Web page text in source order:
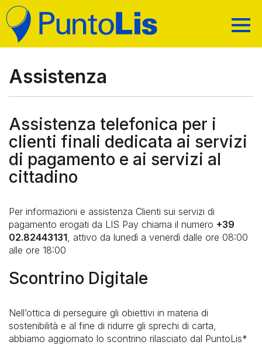
PRIVACY
CERCA IL PUNTO VENDITA
AREA RIVENDITORI
CODICI ACQUISTO
TELEFONIA E TV DIGITALE
PRENOTAZIONE TICKET UFFICIO POSTALE (PT)
TRASPARENZA E PRIVACY
PAGAMENTI E SERVIZI AL CITTADINO
RICARICA CARTE PREPAGATE
BONIFICI
PRELIEVI
ASSISTENZA
RICERCA
Assistenza
Assistenza telefonica per i
clienti finali dedicata ai servizi
di pagamento e ai servizi al
cittadino
Per informazioni e assistenza Clienti sui servizi di
pagamento erogati da LIS Pay chiama il numero +39
02.82443131, attivo da lunedì a venerdì dalle ore 08:00
alle ore 18:00
Scontrino Digitale
Nell’ottica di perseguire gli obiettivi in materia di
sostenibilità e al fine di ridurre gli sprechi di carta,
abbiamo aggiornato lo scontrino rilasciato dal PuntoLis*